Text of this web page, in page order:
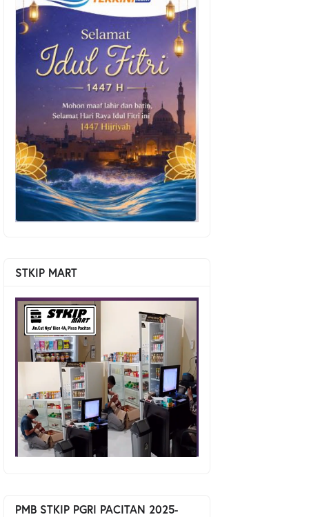
STKIP MART
PMB STKIP PGRI PACITAN 2025-